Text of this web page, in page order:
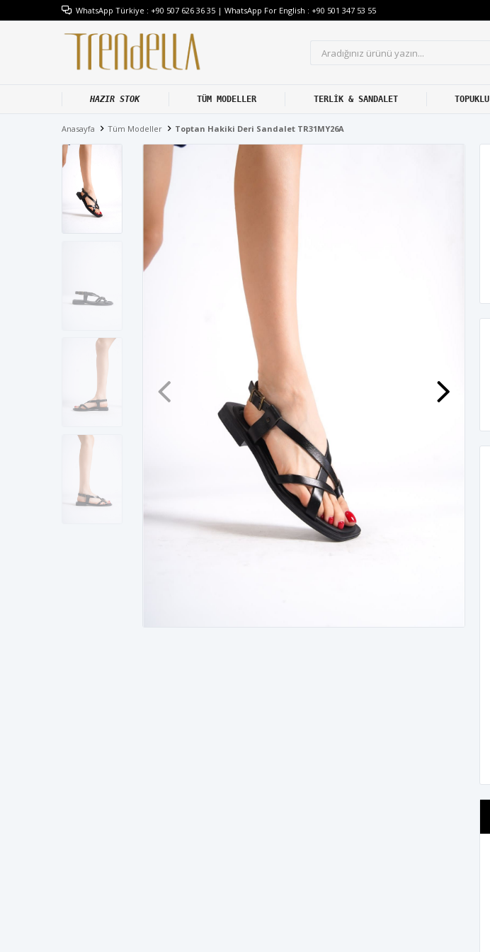
WhatsApp Türkiye : +90 507 626 36 35 | WhatsApp For English : +90 501 347 53 55
HAZIR STOK TÜM MODELLER TERLİK & SANDALET TOPUKLU
Anasayfa Tüm Modeller Toptan Hakiki Deri Sandalet TR31MY26A